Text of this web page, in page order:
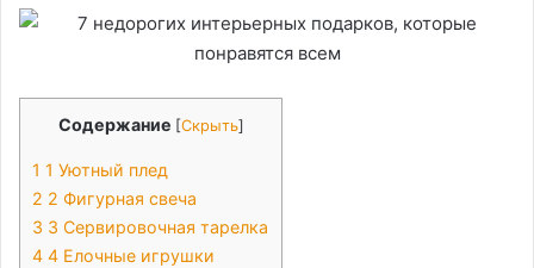
Содержание [Скрыть]
1 1 Уютный плед
2 2 Фигурная свеча
3 3 Сервировочная тарелка
4 4 Елочные игрушки